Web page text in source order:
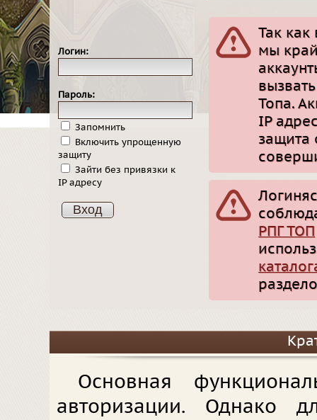
Логин:
Пароль:
Запомнить
Включить упрощенную
защиту
Зайти без привязки к
IP адресу
Так как
мы
Топа.
IP
защита
РПГ ТОП
Основная
авторизации. Однако